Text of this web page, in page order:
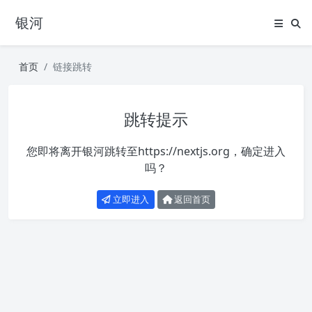
银河
首页 链接跳转
跳转提示
您即将离开银河跳转至https://nextjs.org ，确定进入
吗？
立即进入 返回首页